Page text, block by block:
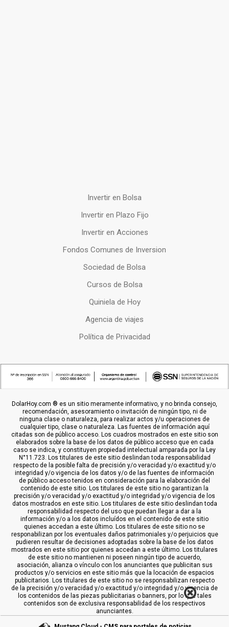
Invertir en Bolsa
Invertir en Plazo Fijo
Invertir en Acciones
Fondos Comunes de Inversion
Sociedad de Bolsa
Cursos de Bolsa
Quiniela de Hoy
Agencia de viajes
Política de Privacidad
DolarHoy.com ® es un sitio meramente informativo, y no brinda consejo,
recomendación, asesoramiento o invitación de ningún tipo, ni de
ninguna clase o naturaleza, para realizar actos y/u operaciones de
cualquier tipo, clase o naturaleza. Las fuentes de información aquí
citadas son de público acceso. Los cuadros mostrados en este sitio son
elaborados sobre la base de los datos de público acceso que en cada
caso se indica, y constituyen propiedad intelectual amparada por la Ley
N°11.723. Los titulares de este sitio deslindan toda responsabilidad
respecto de la posible falta de precisión y/o veracidad y/o exactitud y/o
integridad y/o vigencia de los datos y/o de las fuentes de información
de público acceso tenidos en consideración para la elaboración del
contenido de este sitio. Los titulares de este sitio no garantizan la
precisión y/o veracidad y/o exactitud y/o integridad y/o vigencia de los
datos mostrados en este sitio. Los titulares de este sitio deslindan toda
responsabilidad respecto del uso que puedan llegar a dar a la
información y/o a los datos incluídos en el contenido de este sitio
quienes accedan a este último. Los titulares de este sitio no se
responabilizan por los eventuales daños patrimoniales y/o perjuicios que
pudieren resultar de decisiones adoptadas sobre la base de los datos
mostrados en este sitio por quienes accedan a este último. Los titulares
de este sitio no mantienen ni poseen ningún tipo de acuerdo,
asociación, alianza o vínculo con los anunciantes que publicitan sus
productos y/o servicios en este sitio más que la locación de espacios
publicitarios. Los titulares de este sitio no se responsabilizan respecto
de la precisión y/o veracidad y/o exactitud y/o integridad y/o vigencia de
los contenidos de las piezas publicitarias o banners, por lo que tales
contenidos son de exclusiva responsabilidad de los respectivos
anunciantes.